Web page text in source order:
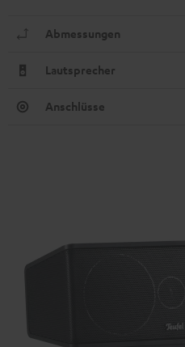
Abmessungen
Lautsprecher
Anschlüsse